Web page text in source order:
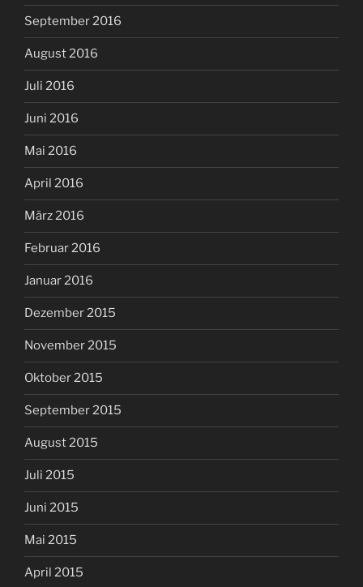
September 2016
August 2016
Juli 2016
Juni 2016
Mai 2016
April 2016
März 2016
Februar 2016
Januar 2016
Dezember 2015
November 2015
Oktober 2015
September 2015
August 2015
Juli 2015
Juni 2015
Mai 2015
April 2015